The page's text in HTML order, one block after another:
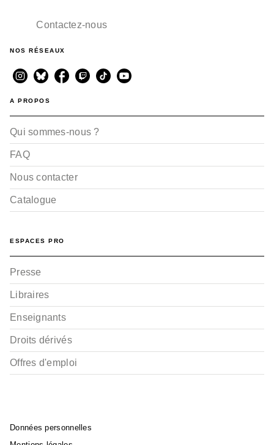
Contactez-nous
NOS RÉSEAUX
A PROPOS
Qui sommes-nous ?
FAQ
Nous contacter
Catalogue
ESPACES PRO
Presse
Libraires
Enseignants
Droits dérivés
Offres d'emploi
Données personnelles